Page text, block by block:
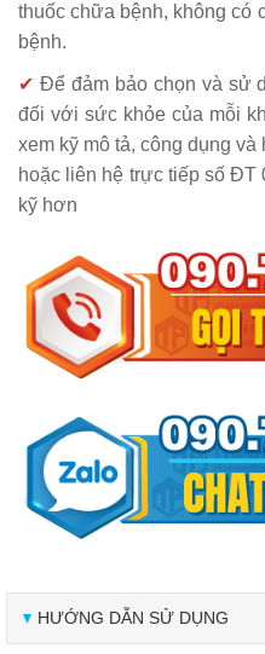
thuốc chữa bệnh, không có
bệnh.
✔ Để đảm bảo chọn và sử
đối với sức khỏe của mỗi
xem kỹ mô tả, công dụng
hoặc liên hệ trực tiếp số
kỹ hơn
HƯỚNG DẪN SỬ DỤNG